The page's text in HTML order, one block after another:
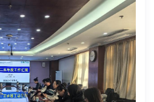
究课题与成果，并分享了跨文化
的“文化交融·春韵雅集”环节将活
愿者现场教学剪纸技艺，留学生
；朱永官院士亲自示范书
书法的笔墨意趣。活动现场气氛温
中近距离感受中华传统文化魅
为留学生搭建了展示与交流的桥